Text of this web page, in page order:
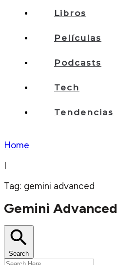
Libros
Películas
Podcasts
Tech
Tendencias
Home
I
Tag: gemini advanced
Gemini Advanced
Search